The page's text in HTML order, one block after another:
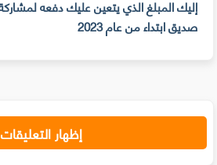
صديق ابتداء من عام 2023
إظهار التعليقات